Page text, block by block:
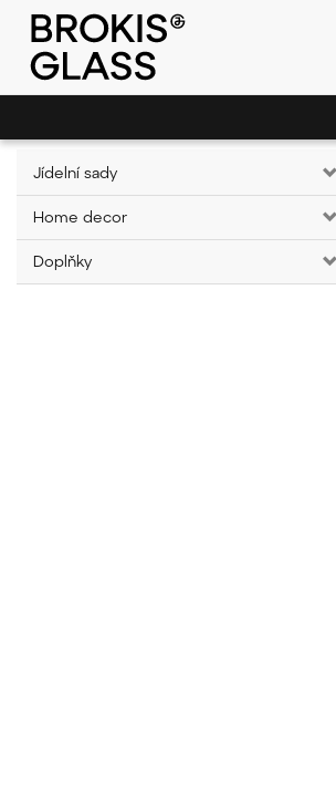
Jídelní sady
Home decor
Doplňky